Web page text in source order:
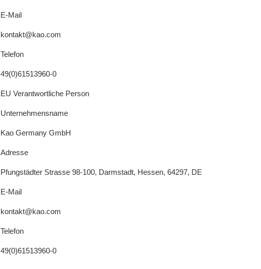
E-Mail
kontakt@kao.com
Telefon
49(0)61513960-0
EU Verantwortliche Person
Unternehmensname
Kao Germany GmbH
Adresse
Pfungstädter Strasse 98-100, Darmstadt, Hessen, 64297, DE
E-Mail
kontakt@kao.com
Telefon
49(0)61513960-0